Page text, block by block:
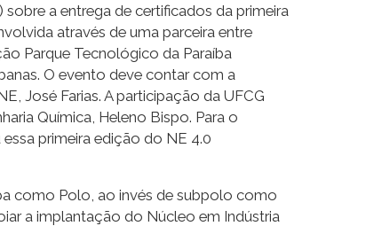
a entrega de certificados da primeira
através de uma parceira entre
Parque Tecnológico da Paraíba
O evento deve contar com a
José Farias. A participação da UFCG
Química, Heleno Bispo. Para o
primeira edição do NE 4.0
como Polo, ao invés de subpolo como
a implantação do Núcleo em Indústria